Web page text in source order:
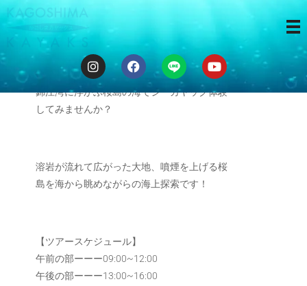
3時間ツアー
錦江湾に浮かぶ桜島の海でシーカヤック体験
してみませんか？
溶岩が流れて広がった大地、噴煙を上げる桜
島を海から眺めながらの海上探索です！
【ツアースケジュール】
午前の部ーーー09:00~12:00
午後の部ーーー13:00~16:00